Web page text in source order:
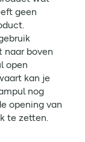
geen
naar boven
open
kan je
nog
opening van
te zetten.